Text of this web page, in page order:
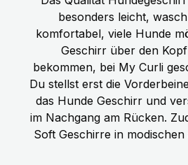
besonders leicht,
komfortabel, viele Hunde
Geschirr über den
bekommen, bei My Curli
Du stellst erst die
das Hunde Geschirr und
im Nachgang am Rücken.
Soft Geschirre in